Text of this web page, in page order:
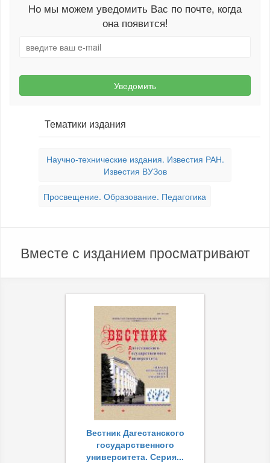
Но мы можем уведомить Вас по почте, когда
она появится!
Уведомить
Тематики издания
Научно-технические издания. Известия РАН.
Известия ВУЗов
Просвещение. Образование. Педагогика
Вместе с изданием просматривают
Вестник Дагестанского
государственного
университета. Серия...